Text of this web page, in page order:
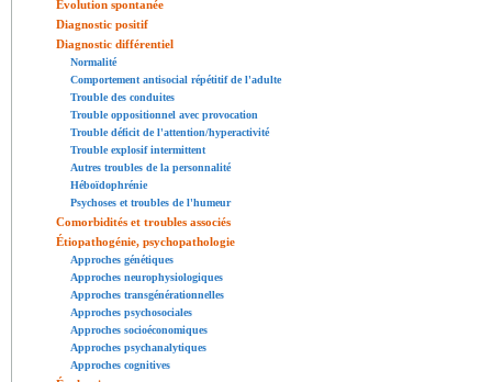
Évolution spontanée
Diagnostic positif
Diagnostic différentiel
Normalité
Comportement antisocial répétitif de l'adulte
Trouble des conduites
Trouble oppositionnel avec provocation
Trouble déficit de l'attention/hyperactivité
Trouble explosif intermittent
Autres troubles de la personnalité
Héboïdophrénie
Psychoses et troubles de l'humeur
Comorbidités et troubles associés
Étiopathogénie, psychopathologie
Approches génétiques
Approches neurophysiologiques
Approches transgénérationnelles
Approches psychosociales
Approches socioéconomiques
Approches psychanalytiques
Approches cognitives